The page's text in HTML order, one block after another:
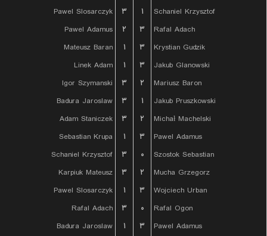
Pawel Slosarczyk
۳ ۱
Schaniel Krzysztof
Pawel Adamus
۲ ۳
Rafal Adach
Mateusz Baran
۱ ۳
Krystian Gudzik
Linek Adam
۱ ۳
Jakub Glanowski
Igor Szymanski
۳ ۲
Mariusz Baron
Badura Jaroslaw
۳ ۱
Jakub Pruszkowski
Adam Staniczek
۳ ۲
Michał Machelski
Sebastian Krupa
۱ ۳
Pawel Adamus
Schaniel Krzysztof
۳ ۰
Szostok Sebastian
Karpiuk Mateusz
۳ ۲
Mucha Grzegorz
Pawel Slosarczyk
۱ ۳
Wojciech Urban
Rafal Adach
۳ ۰
Rafal Ogon
Badura Jaroslaw
۱ ۳
Pawel Adamus